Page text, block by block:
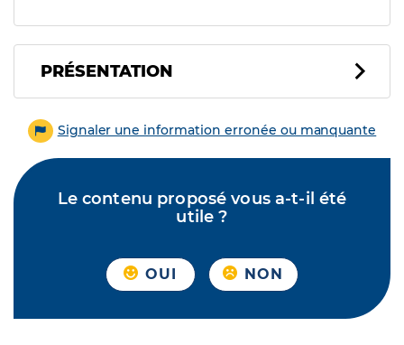
PRÉSENTATION
Signaler une information erronée ou manquante
Le contenu proposé vous a-t-il été
utile ?
OUI NON